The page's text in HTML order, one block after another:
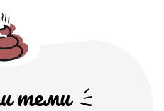
теми